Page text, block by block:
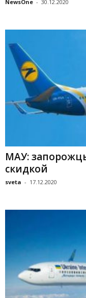
NewsOne - 30.12.2020
МАУ:
скидкой
sveta - 17.12.2020